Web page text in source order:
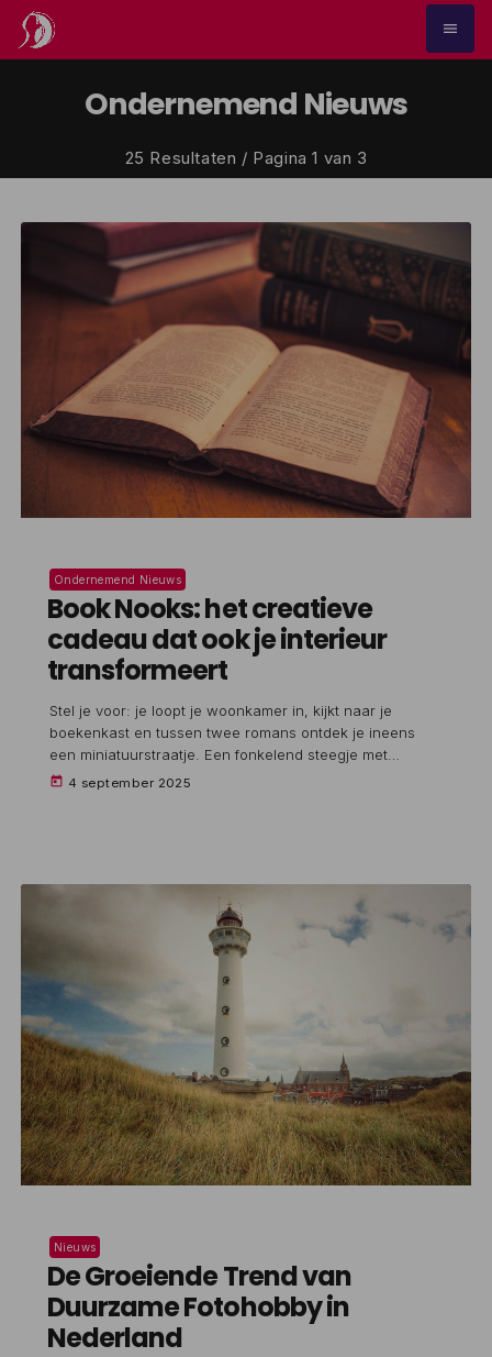
menu
Ondernemend Nieuws
25 Resultaten / Pagina 1 van 3
Ondernemend Nieuws
Book Nooks: het creatieve
cadeau dat ook je interieur
transformeert
Stel je voor: je loopt je woonkamer in, kijkt naar je
boekenkast en tussen twee romans ontdek je ineens
een miniatuurstraatje. Een fonkelend steegje met
lantaarns, een geheimzinnige bibliotheek of misschien
Wat is een Book Nook […]
today 4 september 2025
Nieuws
De Groeiende Trend van
Duurzame Fotohobby in
Nederland